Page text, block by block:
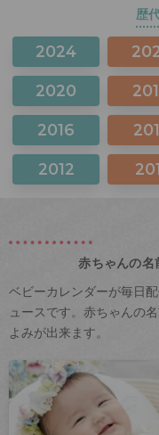
歴
2024
2020
2016
2012
赤ちゃんの名
ベビーカレンダーが毎日
ュースです。赤ちゃんの
よみが出来ます。